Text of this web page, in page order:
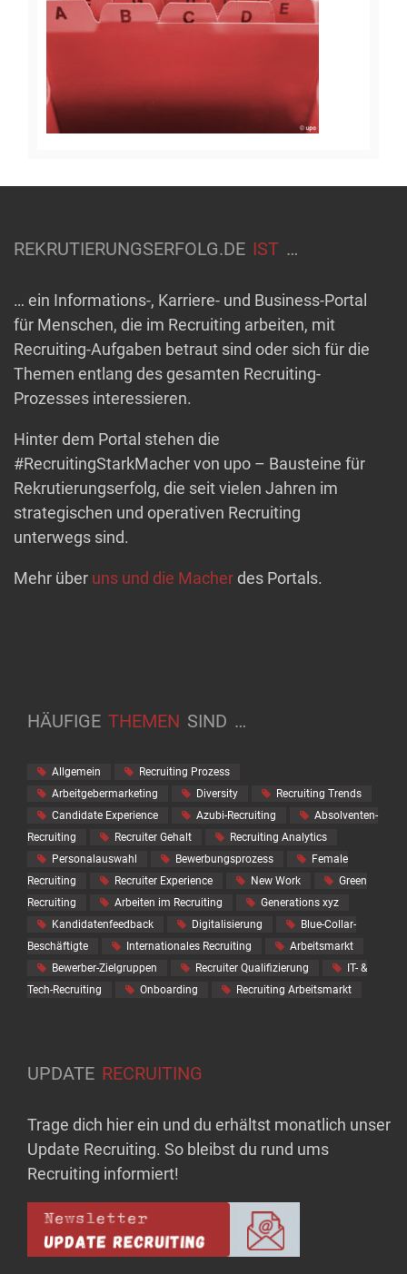
REKRUTIERUNGSERFOLG.DE IST …
… ein Informations-, Karriere- und Business-Portal
für Menschen, die im Recruiting arbeiten, mit
Recruiting-Aufgaben betraut sind oder sich für die
Themen entlang des gesamten Recruiting-
Prozesses interessieren.
Hinter dem Portal stehen die
#RecruitingStarkMacher von upo – Bausteine für
Rekrutierungserfolg, die seit vielen Jahren im
strategischen und operativen Recruiting
unterwegs sind.
Mehr über uns und die Macherdes Portals.
HÄUFIGE THEMEN SIND …
Allgemein
Recruiting Prozess
Arbeitgebermarketing
Diversity
Recruiting Trends
Candidate Experience
Azubi-Recruiting
Absolventen-
Recruiting
Recruiter Gehalt
Recruiting Analytics
Personalauswahl
Bewerbungsprozess
Female
Recruiting
Recruiter Experience New Work
Green
Recruiting
Arbeiten im Recruiting
Generations xyz
Kandidatenfeedback
Digitalisierung
Blue-Collar-
Beschäftigte
Internationales Recruiting
Arbeitsmarkt
Bewerber-Zielgruppen
Recruiter Qualifizierung
IT- &
Tech-Recruiting
Onboarding Recruiting Arbeitsmarkt
UPDATE RECRUITING
Trage dich hier ein und du erhältst monatlich unser
Update Recruiting. So bleibst du rund ums
Recruiting informiert!